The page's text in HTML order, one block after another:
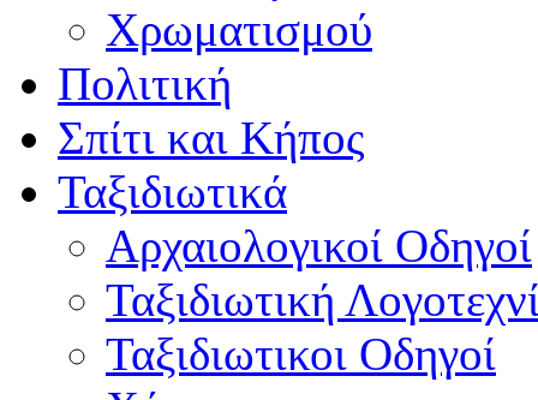
Χρωματισμού
Πολιτική
Σπίτι και Κήπος
Ταξιδιωτικά
Αρχαιολογικοί Οδηγοί
Ταξιδιωτική
Ταξιδιωτικοι Οδηγοί